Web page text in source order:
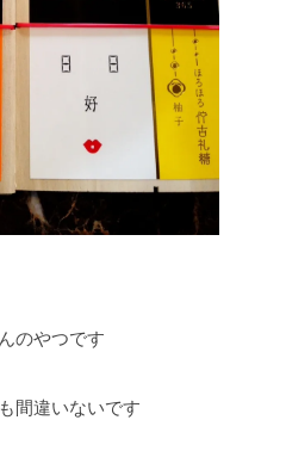
のやつです
間違いないです